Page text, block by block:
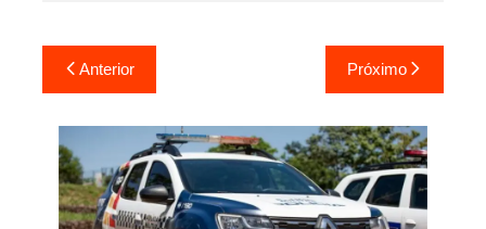
Navegação
de
Post
Anterior Próximo